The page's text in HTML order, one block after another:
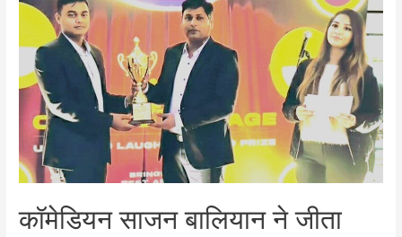
और
युग
बुलंदशहर
में
भव्य
कॉमेडियन साजन बालियान ने जीता